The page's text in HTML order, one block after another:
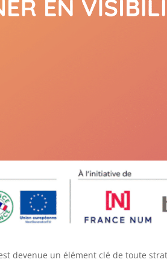
devenue un élément clé de toute